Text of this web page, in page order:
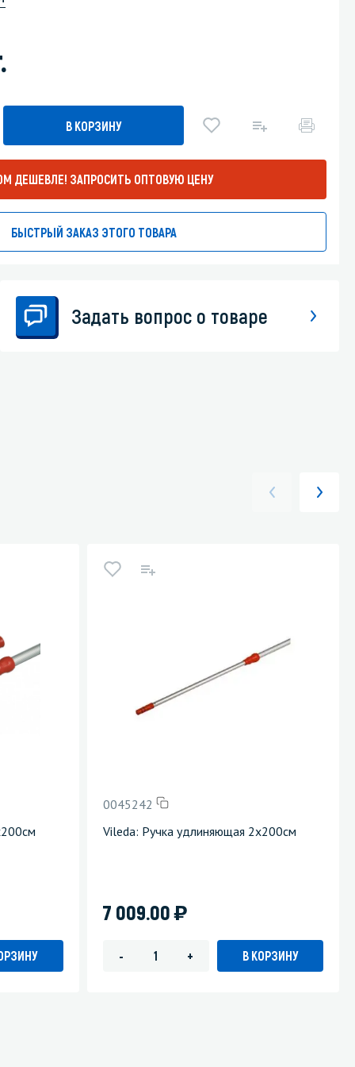
В КОРЗИНУ
ДЕШЕВЛЕ! ЗАПРОСИТЬ ОПТОВУЮ ЦЕНУ
БЫСТРЫЙ ЗАКАЗ ЭТОГО ТОВАРА
Задать вопрос о товаре
0045242
Vileda: Ручка удлиняющая 2х200см
7 009.00)
- + В КОРЗИНУ